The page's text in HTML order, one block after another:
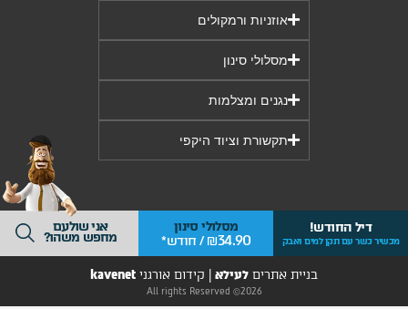
אוזניות ורמקולים
מסלולי סינון
נגנים ומצלמות
תקשורת וציוד היקפי
החודש!
עם תקן למים ואבק
מסלולי סינון
34.90 ₪ / חודש*
אני שולעם
מחפש משהו?
בניית אתריםלעילא | קידום אורגני kavenet